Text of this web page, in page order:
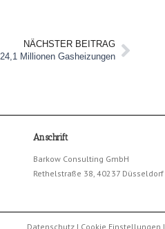
NÄCHSTER BEITRAG
24,1 Millionen Gasheizungen
Anschrift
Barkow Consulting GmbH
Rethelstraße 38, 40237 Düsseldorf
Datenschutz | Cookie Einstellungen |